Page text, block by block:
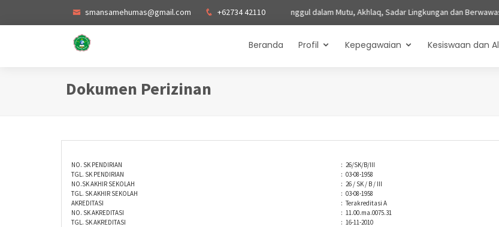
smansamehumas@gmail.com +62734 42110
Selamat Datang di Situs ResmiSMA Negeri 1 Muara Enim|Visi: Unggul dalam Mutu, Akhlaq, Sadar Lingkungan dan Berwawasan
Beranda Profil Kepegawaian Kesiswaan dan
Dokumen Perizinan
NO. SK PENDIRIAN : 26/SK/B/III
TGL. SK PENDIRIAN
: 03-08-1958
NO.SK AKHIR SEKOLAH
: 26 / SK / B / III
TGL. SK AKHIR SEKOLAH
: 03-08-1958
AKREDITASI
: Terakreditasi A
NO. SK AKREDITASI
: 11.00.ma.0075.31
TGL. SK AKREDITASI
: 16-11-2010